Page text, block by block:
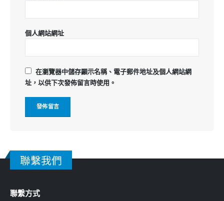
個人網站網址
在瀏覽器中儲存顯示名稱、電子郵件地址及個人網站網
址，以供下次發佈留言時使用。
聯繫我們
聯繫方式